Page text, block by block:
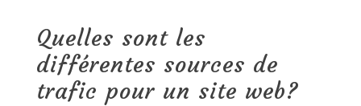
Quelles sont les
différentes sources de
trafic pour un site web?